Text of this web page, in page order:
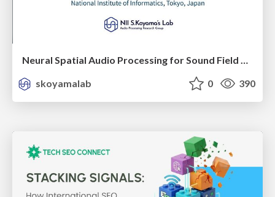
Neural Spatial Audio Processing for Sound Field Analysis and Control
skoyamalab
0 390